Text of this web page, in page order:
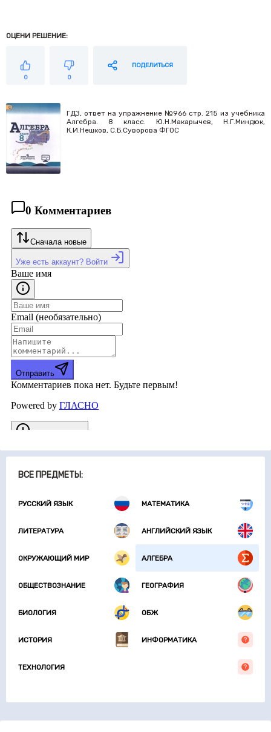
ВСЕ ПРЕДМЕТЫ:
РУССКИЙ ЯЗЫК МАТЕМАТИКА
ЛИТЕРАТУРА АНГЛИЙСКИЙ ЯЗЫК
ОКРУЖАЮЩИЙ МИР АЛГЕБРА
ОБЩЕСТВОЗНАНИЕ ГЕОГРАФИЯ
БИОЛОГИЯ ОБЖ
ИСТОРИЯ ИНФОРМАТИКА
ТЕХНОЛОГИЯ
ОЦЕНИ РЕШЕНИЕ:
0 0
ПОДЕЛИТЬСЯ
ГДЗ, ответ на упражнение №966 стр. 215 из учебника
Алгебра. 8 класс. Ю.Н.Макарычев, Н.Г.Миндюк,
К.И.Нешков, С.Б.Суворова ФГОС